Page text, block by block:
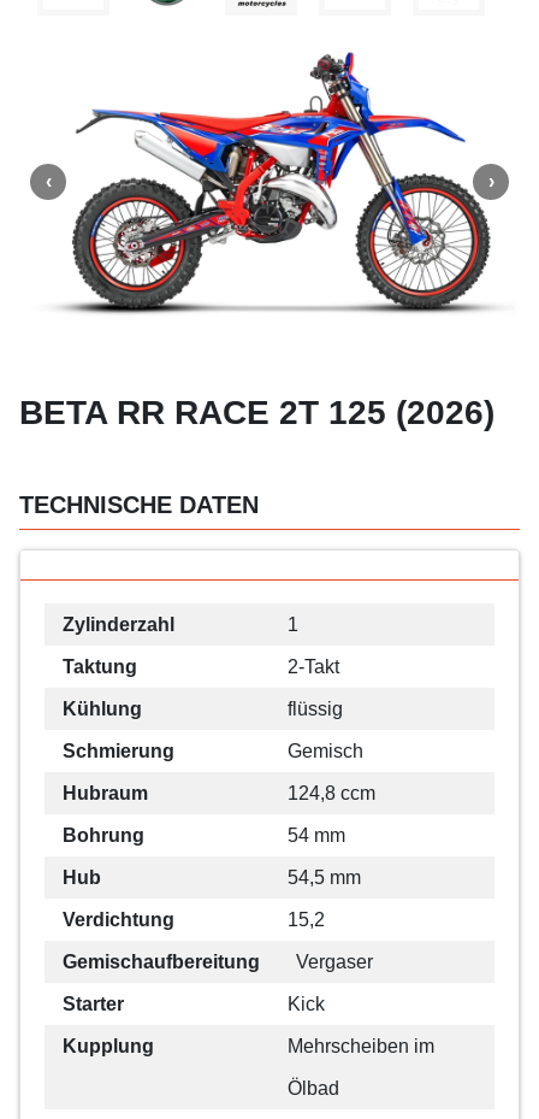
BETA RR RACE 2T 125 (2026)
TECHNISCHE DATEN
Zylinderzahl 1
Taktung 2-Takt
Kühlung flüssig
Schmierung Gemisch
Hubraum 124,8 ccm
Bohrung 54 mm
Hub 54,5 mm
Verdichtung 15,2
Gemischaufbereitung Vergaser
Starter Kick
Kupplung Mehrscheiben im
Ölbad